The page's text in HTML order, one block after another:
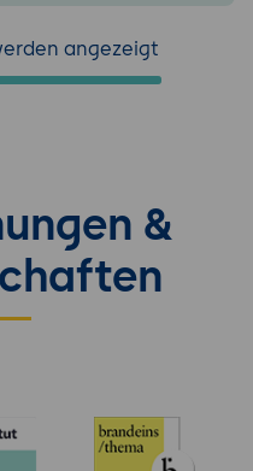
angezeigt
&